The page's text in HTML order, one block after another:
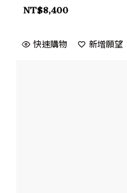
NT$8,400
快速購物 新增願望